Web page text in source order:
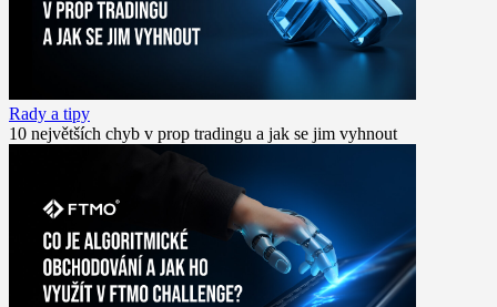
Rady a tipy
10 největších chyb v prop tradingu a jak se jim vyhnout